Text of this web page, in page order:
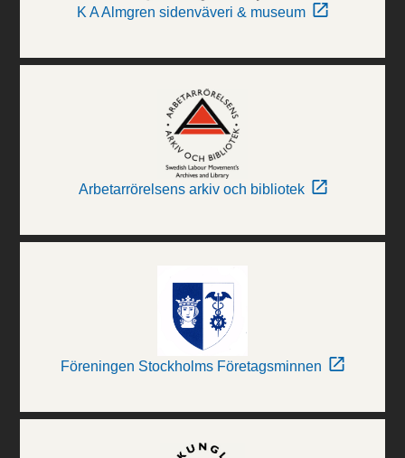
K A Almgren sidenväveri & museum
Arbetarrörelsens arkiv och bibliotek
Föreningen Stockholms Företagsminnen